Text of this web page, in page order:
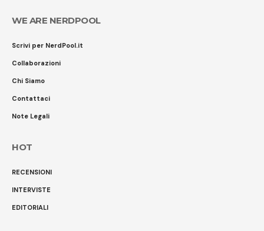
WE ARE NERDPOOL
Scrivi per NerdPool.it
Collaborazioni
Chi Siamo
Contattaci
Note Legali
HOT
RECENSIONI
INTERVISTE
EDITORIALI